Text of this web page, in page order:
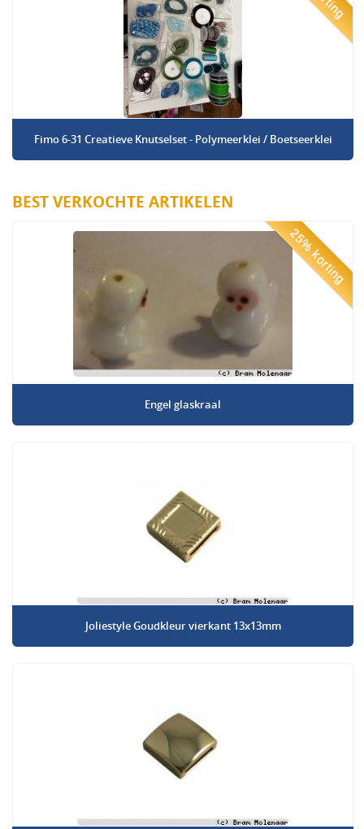
Fimo 6-31 Creatieve Knutselset - Polymeerklei / Boetseerklei
BEST VERKOCHTE ARTIKELEN
25% korting
Engel glaskraal
Joliestyle Goudkleur vierkant 13x13mm